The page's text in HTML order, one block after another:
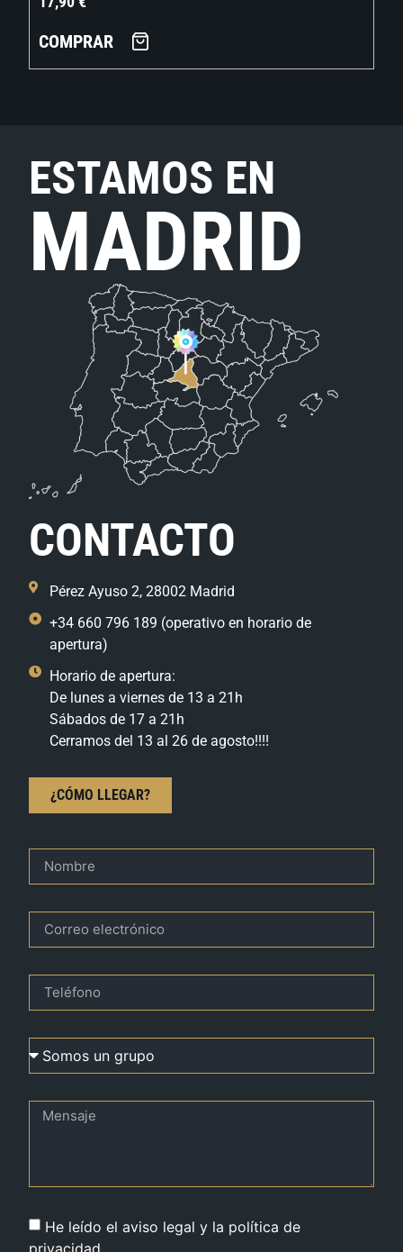
COMPRAR
ESTAMOS EN
MADRID
CONTACTO
Pérez Ayuso 2, 28002 Madrid
+34 660 796 189 (operativo en horario de
apertura)
Horario de apertura:
De lunes a viernes de 13 a 21h
Sábados de 17 a 21h
Cerramos del 13 al 26 de agosto!!!!
¿CÓMO LLEGAR?
He leído el aviso legal y la política de
privacidad